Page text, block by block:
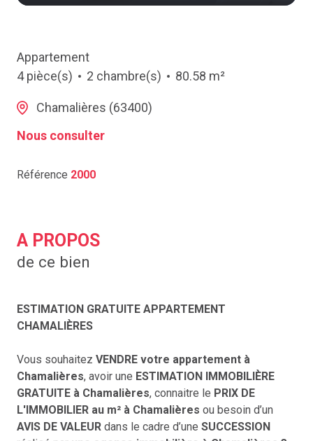
Appartement
4 pièce(s)
2 chambre(s) 80.58 m²
Chamalières (63400)
Nous consulter
Référence 2000
A PROPOS
de ce bien
ESTIMATION GRATUITE APPARTEMENT
CHAMALIÈRES
Vous souhaitez VENDRE votre appartement à
Chamalières, avoir une ESTIMATION IMMOBILIÈRE
GRATUITE à Chamalières, connaitre le PRIX DE
L'IMMOBILIER au m² à Chamalières ou besoin d’un
AVIS DE VALEUR dans le cadre d’une SUCCESSION